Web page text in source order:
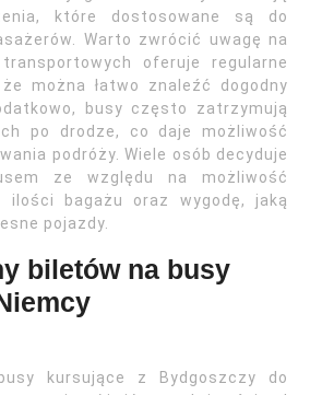
które dostosowane są do
Warto zwrócić uwagę na
oferuje regularne
można łatwo znaleźć dogodny
busy często zatrzymują
po drodze, co daje możliwość
podróży. Wiele osób decyduje
ze względu na możliwość
ilości bagażu oraz wygodę, jaką
pojazdy.
biletów na busy
kursujące z Bydgoszczy do